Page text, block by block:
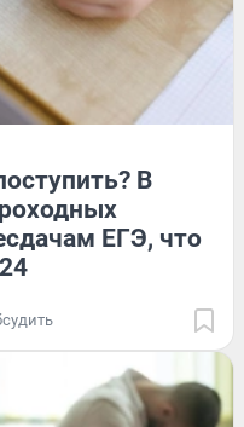
В
ЕГЭ, что